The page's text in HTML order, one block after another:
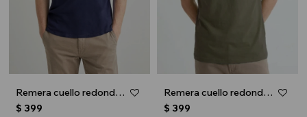
Remera cuello redondo ICONIC 150 - Azul marino
$ 399
Remera cuello redondo ICONIC 150 - Verde oliva
$ 399